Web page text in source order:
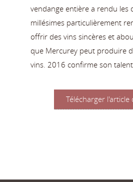
vendange entière a rendu les
millésimes particulièrement
offrir des vins sincères et
que Mercurey peut produire
vins. 2016 confirme son talent.
Télécharger l'article